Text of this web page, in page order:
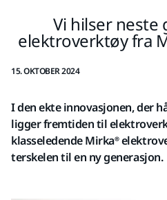
Vi hilser neste
elektroverktøy fra
15. OKTOBER 2024
I den ekte innovasjonen, der
ligger fremtiden til
klasseledendeMirka®
terskelen til en ny generasjon.